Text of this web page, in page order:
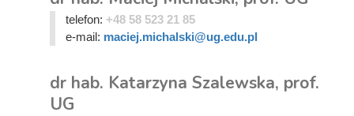
telefon: +48 58 523 21 85
e-mail: maciej.michalski@ug.edu.pl
dr hab. Katarzyna Szalewska, prof.
UG